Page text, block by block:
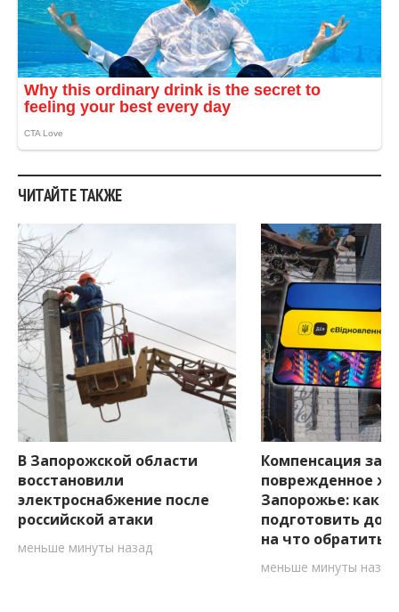
ЧИТАЙТЕ ТАКЖЕ
В Запорожской области
восстановили
электроснабжение после
российской атаки
меньше минуты назад
Компенсация за
поврежденное
Запорожье: как
подготовить
на что обратить
меньше минуты назад